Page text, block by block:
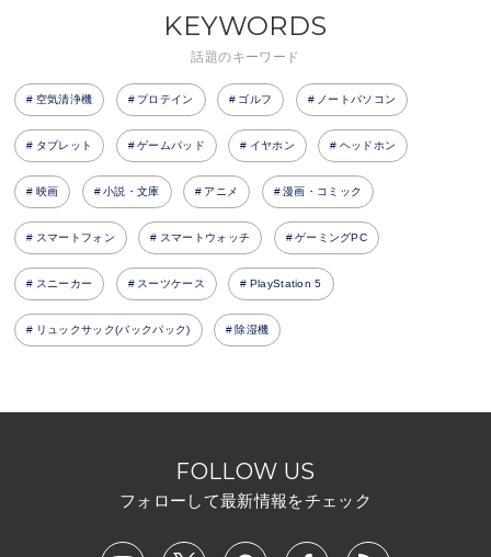
KEYWORDS
話題のキーワード
空気清浄機 プロテイン ゴルフ ノートパソコン
タブレット ゲームパッド イヤホン ヘッドホン
映画 小説・文庫 アニメ 漫画・コミック
スマートフォン スマートウォッチ ゲーミングPC
スニーカー スーツケース PlayStation 5
リュックサック(バックパック) 除湿機
FOLLOW US
フォローして最新情報をチェック